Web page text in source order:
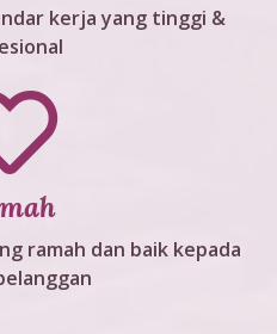
kerja yang tinggi &
ramah dan baik kepada